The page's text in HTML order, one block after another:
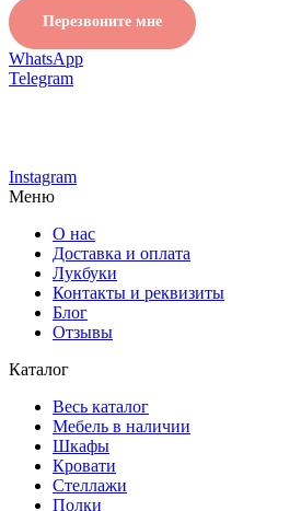
Перезвоните мне
WhatsApp
Telegram
Instagram
Меню
О нас
Доставка и оплата
Лукбуки
Контакты и реквизиты
Блог
Отзывы
Каталог
Весь каталог
Мебель в наличии
Шкафы
Кровати
Стеллажи
Полки